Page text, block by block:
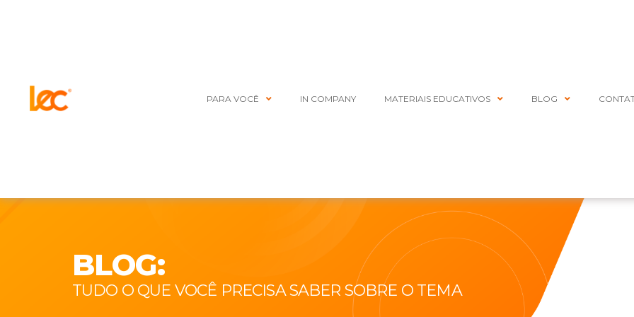
PARA VOCÊ IN COMPANY MATERIAIS EDUCATIVOS BLOG
BLOG:
TUDO O QUE VOCÊ PRECISA SABER SOBRE O TEMA